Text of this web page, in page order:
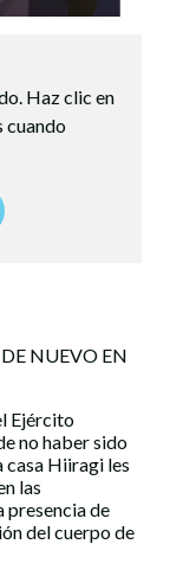
Haz clic en
cuando
NUEVO EN
Ejército
no haber sido
casa Hiiragi les
las
presencia de
del cuerpo de